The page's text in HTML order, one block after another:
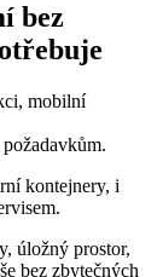
bez
mobilní
kontejnery, i
úložný prostor,
bez zbytečných